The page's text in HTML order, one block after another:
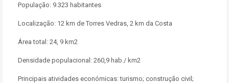
População: 9.323 habitantes
Localização: 12 km de Torres Vedras, 2 km da Costa
Área total: 24, 9 km2
Densidade populacional: 260,9 hab./ km2
Principais atividades económicas: turismo; construção civil;